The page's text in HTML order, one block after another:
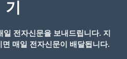
기
전자신문을 보내드립니다. 지
매일 전자신문이 배달됩니다.